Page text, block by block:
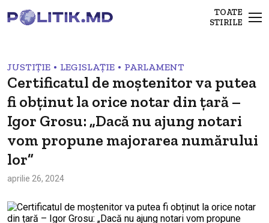
TOATE
STIRILE
JUSTIȚIE • LEGISLAȚIE • PARLAMENT
Certificatul de moștenitor va putea
fi obținut la orice notar din țară –
Igor Grosu: „Dacă nu ajung notari
vom propune majorarea numărului
lor”
aprilie 26, 2024